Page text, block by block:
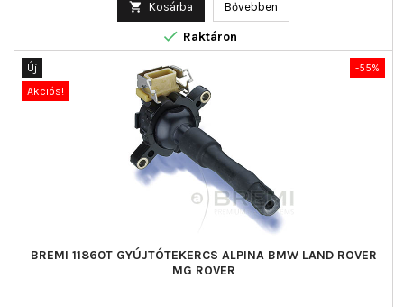
 Kosárba Bővebben
 Raktáron
-55%
Új
Akciós!
BREMI 11860T GYÚJTÓTEKERCS ALPINA BMW LAND ROVER
MG ROVER